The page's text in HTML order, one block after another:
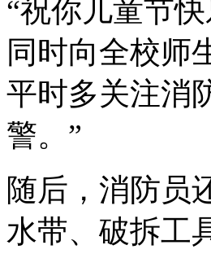
“祝你儿童节
同时向全校师
平时多关注消
警。”
随后，消防员
水带、破拆工